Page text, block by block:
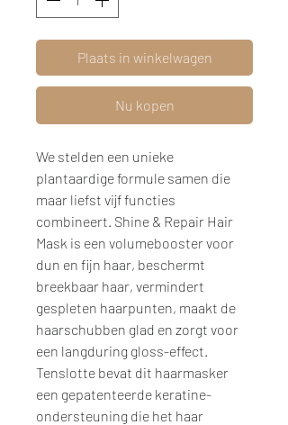
Plaats in winkelwagen
Nu kopen
We stelden een unieke
plantaardige formule samen die
maar liefst vijf functies
combineert. Shine & Repair Hair
Mask is een volumebooster voor
dun en fijn haar, beschermt
breekbaar haar, vermindert
gespleten haarpunten, maakt de
haarschubben glad en zorgt voor
een langduring gloss-effect.
Tenslotte bevat dit haarmasker
een gepatenteerde keratine-
ondersteuning die het haar